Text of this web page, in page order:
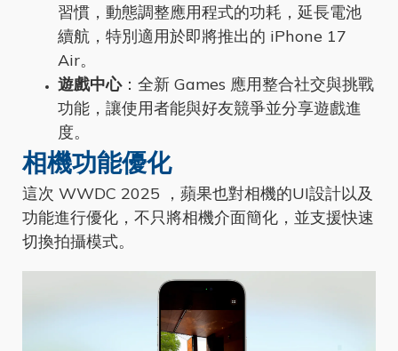
習慣，動態調整應用程式的功耗，延長電池
續航，特別適用於即將推出的 iPhone 17
Air。
遊戲中心：全新 Games 應用整合社交與挑戰
功能，讓使用者能與好友競爭並分享遊戲進
度。
相機功能優化
這次 WWDC 2025 ，蘋果也對相機的UI設計以及
功能進行優化，不只將相機介面簡化，並支援快速
切換拍攝模式。